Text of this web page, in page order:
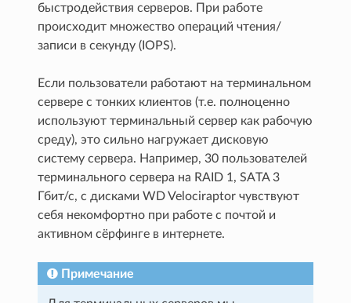
быстродействия серверов. При работе
происходит множество операций чтения/
записи в секунду (IOPS).
Если пользователи работают на терминальном
сервере с тонких клиентов (т.е. полноценно
используют терминальный сервер как рабочую
среду), это сильно нагружает дисковую
систему сервера. Например, 30 пользователей
терминального сервера на RAID 1, SATA 3
Гбит/с, с дисками WD Velociraptor чувствуют
себя некомфортно при работе с почтой и
активном сёрфинге в интернете.
Примечание